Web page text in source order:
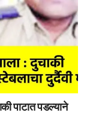
पाटात पडल्याने